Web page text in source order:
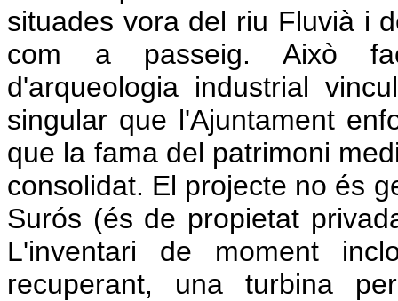
situades vora del riu Fluvià i
com a passeig. Això
d'arqueologia industrial
singular que l'Ajuntament
que la fama del patrimoni
consolidat. El projecte no és
Surós (és de propietat
L'inventari de moment
recuperant, una turbina